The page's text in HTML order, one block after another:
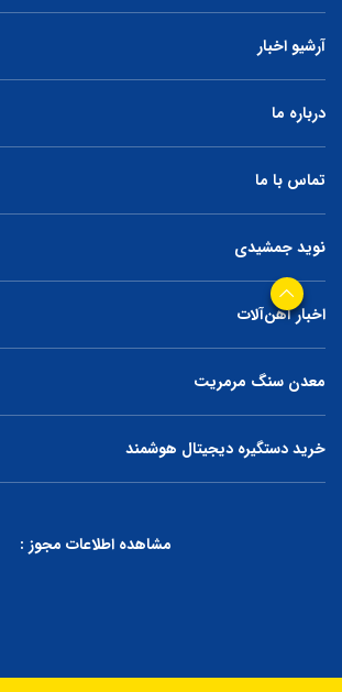
آرشیو اخبار
درباره ما
تماس با ما
نوید جمشیدی
اخبار آهن‌آلات
معدن سنگ مرمریت
خرید دستگیره دیجیتال هوشمند
مشاهده اطلاعات مجوز :